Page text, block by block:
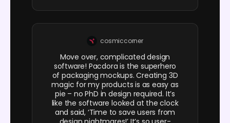
cosmiccorner
Move over, complicated design
software! Pacdora is the superhero
of packaging mockups. Creating 3D
magic for my products is as easy as
pie – no PhD in design required. It’s
like the software looked at the clock
and said, ‘Time to save users from